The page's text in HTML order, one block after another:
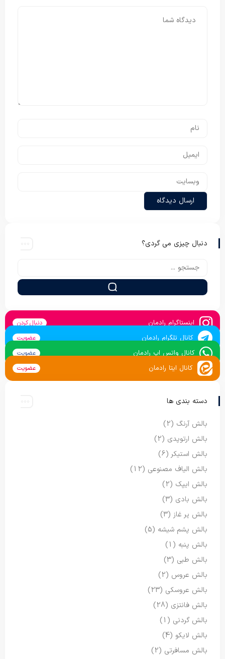
دنبال چیزی می گردی؟
اینستاگرام رادمان دنبال کردن
کانال تلگرام رادمان عضویت
کانال واتس اپ رادمان عضویت
کانال ایتا رادمان عضویت
دسته بندی ها
بالش آرنگ (2)
بالش ارتوپدی (2)
بالش استیکر (6)
بالش الیاف مصنوعی (12)
بالش ایپک (2)
بالش بادی (3)
بالش پر غاز (3)
بالش پشم شیشه (5)
بالش پنبه (1)
بالش طبی (3)
بالش عروس (2)
بالش عروسکی (23)
بالش فانتزی (28)
بالش گردنی (1)
بالش لایکو (4)
بالش مسافرتی (2)